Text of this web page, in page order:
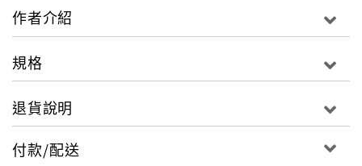
作者介紹
規格
退貨說明
付款/配送